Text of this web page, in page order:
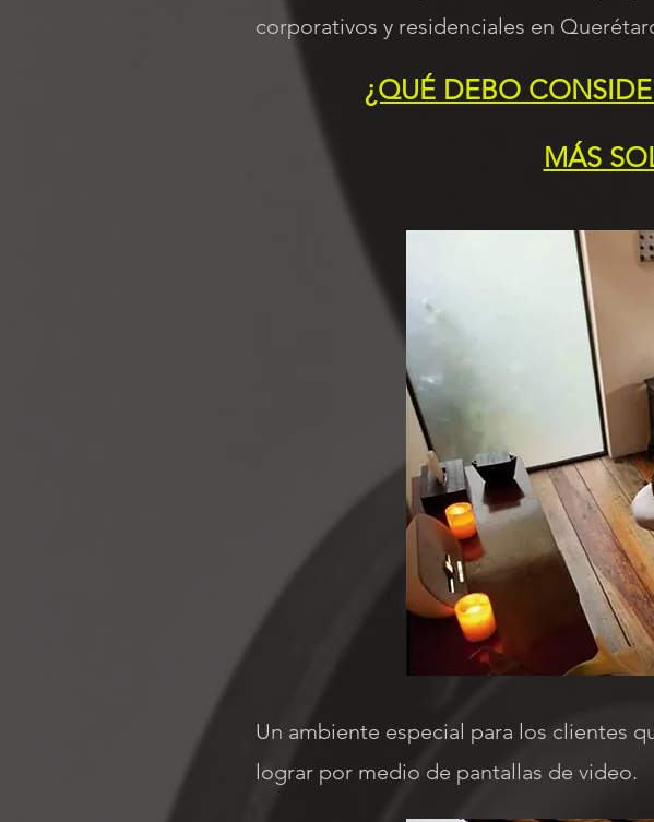
corporativos y residenciales en
¿QUÉ DEBO
MÁS
Un ambiente especial para los clientes
lograr por medio de pantallas de video.